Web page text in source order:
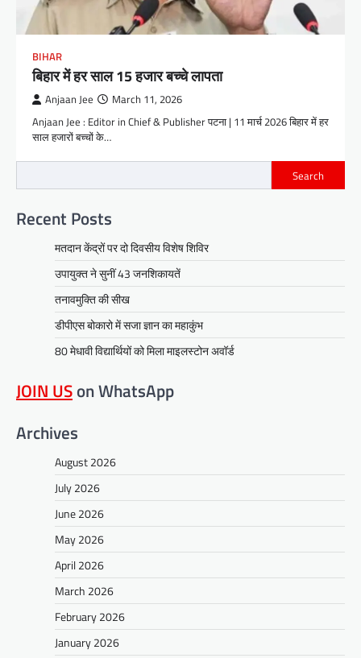
BIHAR
बिहार में हर साल 15 हजार बच्चे लापता
Anjaan Jee March 11, 2026
Anjaan Jee : Editor in Chief & Publisher पटना | 11 मार्च 2026 बिहार में हर
साल हजारों बच्चों के…
Search
Recent Posts
मतदान केंद्रों पर दो दिवसीय विशेष शिविर
उपायुक्त ने सुनीं 43 जनशिकायतें
तनावमुक्ति की सीख
डीपीएस बोकारो में सजा ज्ञान का महाकुंभ
80 मेधावी विद्यार्थियों को मिला माइलस्टोन अवॉर्ड
JOIN USon WhatsApp
Archives
August 2026
July 2026
June 2026
May 2026
April 2026
March 2026
February 2026
January 2026